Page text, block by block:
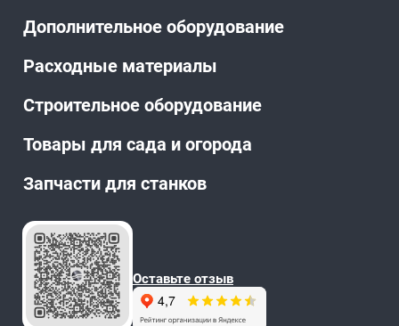
Дополнительное оборудование
Расходные материалы
Строительное оборудование
Товары для сада и огорода
Запчасти для станков
Оставьте отзыв